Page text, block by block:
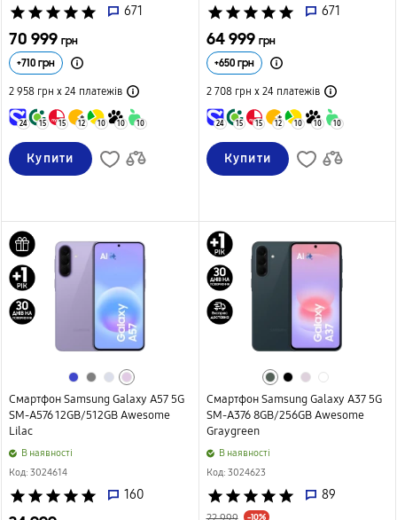
star star star star star 671
70 999 грн
+710 грн
2 958 грн х 24 платежів
24 15 15 12 10 10 10
Купити
star star star star star 671
64 999 грн
+650грн
2 708 грн х 24платежів
24 15 15 12 10 10 10
Купити
Смартфон Samsung Galaxy A57 5G
SM-A576 12GB/512GB Awesome
Lilac
B наявності
Код: 3024614
star star star star star 160
Смартфон Samsung Galaxy A37 5G
SM-A376 8GB/256GB Awesome
Graygreen
B наявності
Код: 3024623
star star star star star 89
-10%